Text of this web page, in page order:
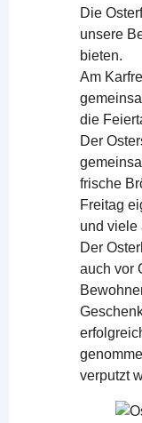
Die
unsere
bieten.
Am
die
Der
frische
Freitag
und viele
Der
auch vor
verputzt